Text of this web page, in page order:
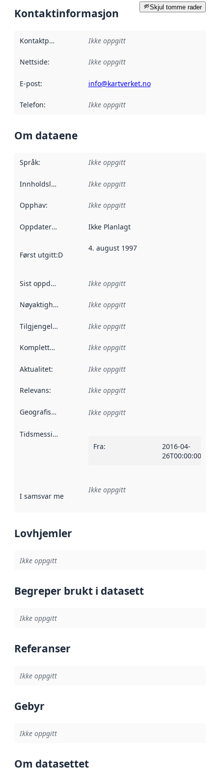
Skjul tomme rader
Kontaktinformasjon
Kontaktpunkt Ikke oppgitt
Nettside: Ikke oppgitt
E-post: info@kartverket.no
Telefon: Ikke oppgitt
Om dataene
Språk: Ikke oppgitt
Innholdsleverandører :
Ikke oppgitt
Opphav: Ikke oppgitt
Oppdateringsfrekvens :
Ikke Planlagt
Først utgitt:Denne datoen sier når dataene i dette
4. august 1997
Sist oppdatert Ikke oppgitt
Nøyaktighet Ikke oppgitt
Tilgjengelighet Ikke oppgitt
Kompletthet Ikke oppgitt
Aktualitet: Ikke oppgitt
Relevans: Ikke oppgitt
Geografisk avgrensning :
Ikke oppgitt
Tidsmessig avgrensning
Fra:
2016-04-
26T00:00:00Z
I samsvar med Referanse til en implementasjonsregel
Ikke oppgitt
Lovhjemler
Ikke oppgitt
Begreper brukt i datasett
Ikke oppgitt
Referanser
Ikke oppgitt
Gebyr
Ikke oppgitt
Om datasettet